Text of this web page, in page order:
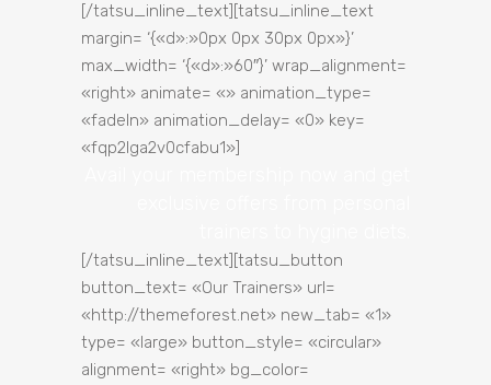
[/tatsu_inline_text][tatsu_inline_text
margin= ‘{«d»:»0px 0px 30px 0px»}’
max_width= ‘{«d»:»60″}’ wrap_alignment=
«right» animate= «» animation_type=
«fadeIn» animation_delay= «0» key=
«fqp2lga2v0cfabu1»]
[/tatsu_inline_text][tatsu_button
button_text= «Our Trainers» url=
«http://themeforest.net» new_tab= «1»
type= «large» button_style= «circular»
alignment= «right» bg_color=